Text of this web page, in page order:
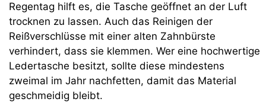
Regentag hilft es, die Tasche geöffnet an der Luft
trocknen zu lassen. Auch das Reinigen der
Reißverschlüsse mit einer alten Zahnbürste
verhindert, dass sie klemmen. Wer eine hochwertige
Ledertasche besitzt, sollte diese mindestens
zweimal im Jahr nachfetten, damit das Material
geschmeidig bleibt.